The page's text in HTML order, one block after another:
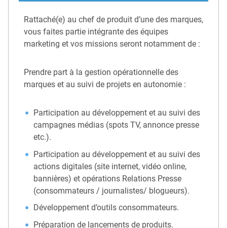
Rattaché(e) au chef de produit d’une des marques,
vous faites partie intégrante des équipes
marketing et vos missions seront notamment de :
Prendre part à la gestion opérationnelle des
marques et au suivi de projets en autonomie :
Participation au développement et au suivi des
campagnes médias (spots TV, annonce presse
etc.).
Participation au développement et au suivi des
actions digitales (site internet, vidéo online,
bannières) et opérations Relations Presse
(consommateurs / journalistes/ blogueurs).
Développement d’outils consommateurs.
Préparation de lancements de produits.